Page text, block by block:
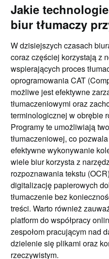
Jakie
biur tłumaczy
W dzisiejszych czasach
coraz częściej korzystają z
wspierających proces
oprogramowania CAT
możliwe jest efektywne
tłumaczeniowymi oraz
terminologicznej w obrębie
Programy te umożliwiają
tłumaczeniowej, co
efektywne wykonywanie
wiele biur korzysta z
rozpoznawania tekstu
digitalizację papierowych
tłumaczenie bez
treści. Warto również
platform do współpracy
zespołom pracującym nad
dzielenie się plikami oraz
rzeczywistym.